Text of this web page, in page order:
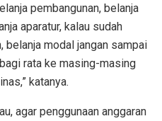
pembangunan, belanja
aparatur, kalau sudah
belanja modal jangan sampai
rata ke masing-masing
katanya.
agar penggunaan anggaran